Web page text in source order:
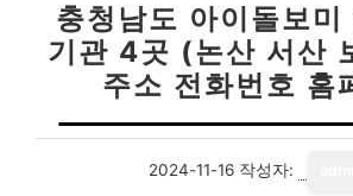
충청남도 아이돌보미
기관 4곳 (논산 서산
주소 전화번호 홈
2024-11-16 작성자: